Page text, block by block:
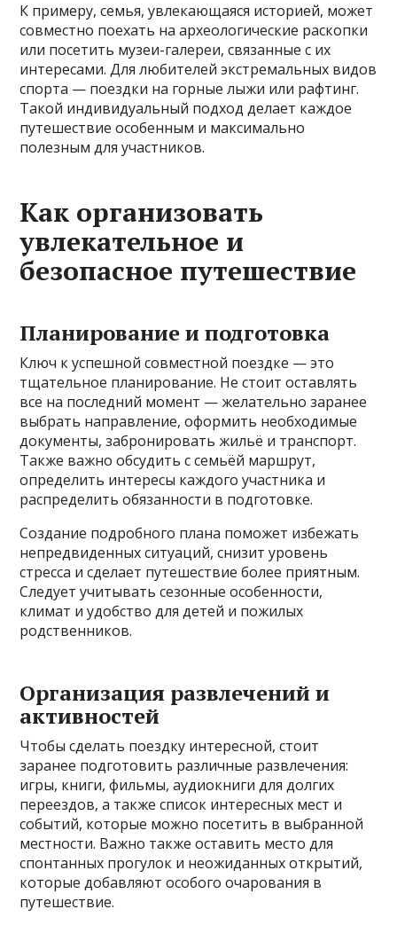
К примеру, семья, увлекающаяся историей, может
совместно поехать на археологические раскопки
или посетить музеи-галереи, связанные с их
интересами. Для любителей экстремальных видов
спорта — поездки на горные лыжи или рафтинг.
Такой индивидуальный подход делает каждое
путешествие особенным и максимально
полезным для участников.
Как организовать
увлекательное и
безопасное путешествие
Планирование и подготовка
Ключ к успешной совместной поездке — это
тщательное планирование. Не стоит оставлять
все на последний момент — желательно заранее
выбрать направление, оформить необходимые
документы, забронировать жильё и транспорт.
Также важно обсудить с семьёй маршрут,
определить интересы каждого участника и
распределить обязанности в подготовке.
Создание подробного плана поможет избежать
непредвиденных ситуаций, снизит уровень
стресса и сделает путешествие более приятным.
Следует учитывать сезонные особенности,
климат и удобство для детей и пожилых
родственников.
Организация развлечений и
активностей
Чтобы сделать поездку интересной, стоит
заранее подготовить различные развлечения:
игры, книги, фильмы, аудиокниги для долгих
переездов, а также список интересных мест и
событий, которые можно посетить в выбранной
местности. Важно также оставить место для
спонтанных прогулок и неожиданных открытий,
которые добавляют особого очарования в
путешествие.